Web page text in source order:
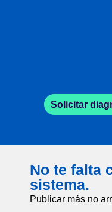
Solicitar
No te falta
sistema.
Publicar más no